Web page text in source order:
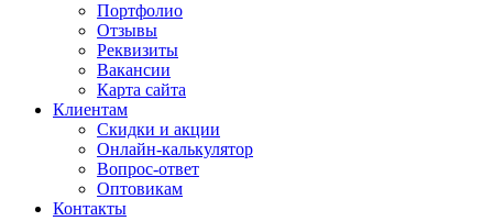
Портфолио
Отзывы
Реквизиты
Вакансии
Карта сайта
Клиентам
Скидки и акции
Онлайн-калькулятор
Вопрос-ответ
Оптовикам
Контакты